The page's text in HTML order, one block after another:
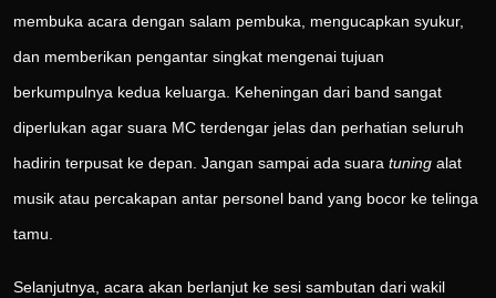
membuka acara dengan salam pembuka, mengucapkan syukur,
dan memberikan pengantar singkat mengenai tujuan
berkumpulnya kedua keluarga. Keheningan dari band sangat
diperlukan agar suara MC terdengar jelas dan perhatian seluruh
hadirin terpusat ke depan. Jangan sampai ada suara tuning alat
musik atau percakapan antar personel band yang bocor ke telinga
tamu.
Selanjutnya, acara akan berlanjut ke sesi sambutan dari wakil